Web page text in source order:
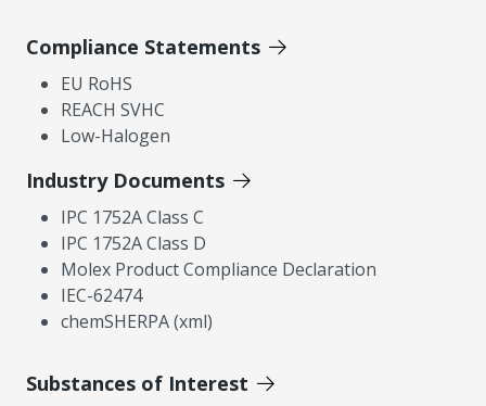
Compliance Statements
EU RoHS
REACH SVHC
Low-Halogen
Industry Documents
IPC 1752A Class C
IPC 1752A Class D
Molex Product Compliance Declaration
IEC-62474
chemSHERPA (xml)
Substances of Interest